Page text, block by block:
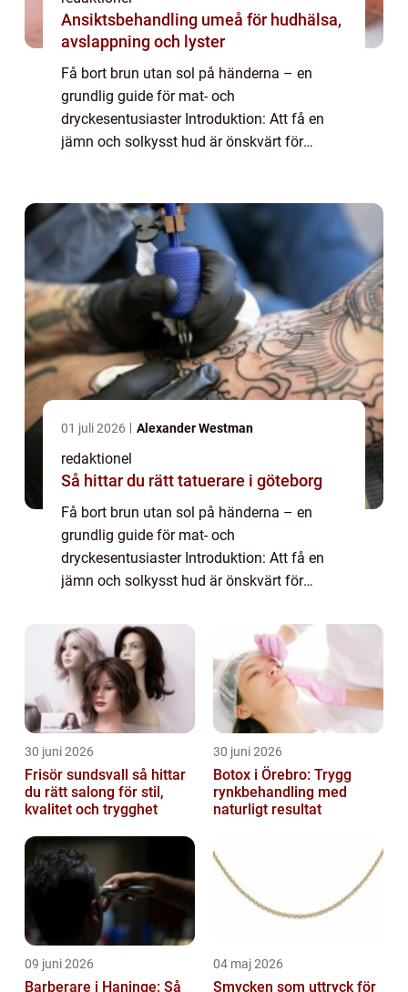
Ansiktsbehandling umeå för hudhälsa,
avslappning och lyster
Få bort brun utan sol på händerna – en
grundlig guide för mat- och
dryckesentusiaster Introduktion: Att få en
jämn och solkysst hud är önskvärt för
händerna. I denna art...
01 juli 2026 Alexander Westman
redaktionel
Så hittar du rätt tatuerare i göteborg
Få bort brun utan sol på händerna – en
grundlig guide för mat- och
dryckesentusiaster Introduktion: Att få en
jämn och solkysst hud är önskvärt för
oönskat, särskilt när det kommer till
händerna. I denna art...
30 juni 2026
Frisör sundsvall så hittar
du rätt salong för stil,
kvalitet och trygghet
30 juni 2026
Botox i Örebro: Trygg
rynkbehandling med
naturligt resultat
09 juni 2026
Barberare i Haninge: Så
04 maj 2026
Smycken som uttryck för